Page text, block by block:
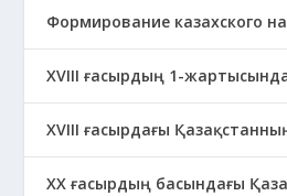
Формирование казахского
ХVIII ғасырдың 1-
ХVІІІ ғасырдағы
ХХ ғасырдың басындағы